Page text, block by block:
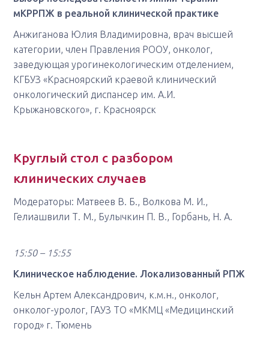
мКРРПЖ в реальной клинической практике
Анжиганова Юлия Владимировна, врач высшей
категории, член Правления РООУ, онколог,
заведующая урогинекологическим отделением,
КГБУЗ «Красноярский краевой клинический
онкологический диспансер им. А.И.
Крыжановского», г. Красноярск
Круглый стол с разбором
клинических случаев
Модераторы: Матвеев В. Б., Волкова М. И.,
Гелиашвили Т. М., Булычкин П. В., Горбань, Н. А.
15:50 – 15:55
Клиническое наблюдение. Локализованный РПЖ
Кельн Артем Александрович, к.м.н., онколог,
онколог-уролог, ГАУЗ ТО «МКМЦ «Медицинский
город» г. Тюмень